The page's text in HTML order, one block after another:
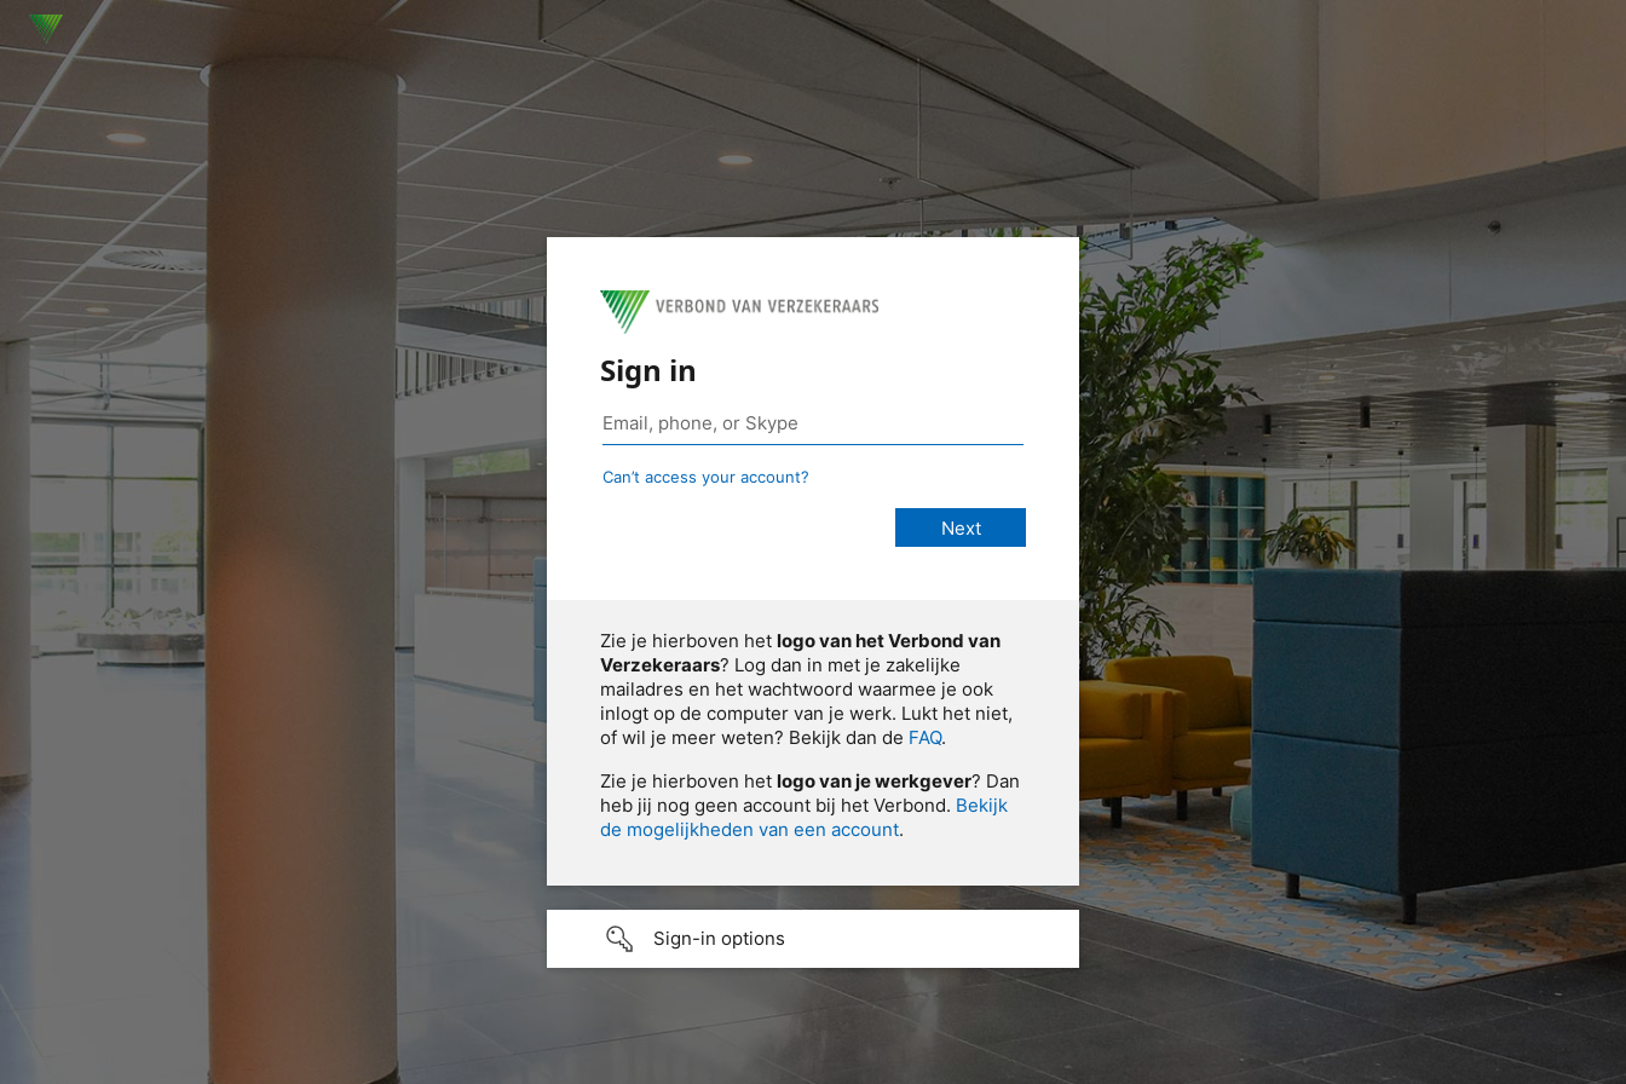
Sign in
Can’t access your account?
Zie je hierboven het logo van het Verbond van
Verzekeraars? Log dan in met je zakelijke
mailadres en het wachtwoord waarmee je ook
inlogt op de computer van je werk. Lukt het niet,
of wil je meer weten? Bekijk dan de FAQ.
Zie je hierboven het logo van je werkgever? Dan
heb jij nog geen account bij het Verbond. Bekijk
de mogelijkheden van een account.
Sign-in options